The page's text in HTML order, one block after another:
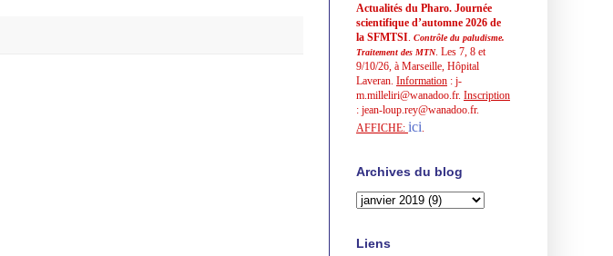
Actualités du Pharo. Journée
scientifique d’automne 2026 de
la SFMTSI Contrôle du paludisme.
Traitement des MTN. Les 7, 8 et
9/10/26, à Marseille, Hôpital
Laveran. Information : j-
m.milleliri@wanadoo.fr. Inscription
: jean-loup.rey@wanadoo.fr.
AFFICHE: ici
Archives du blog
Liens